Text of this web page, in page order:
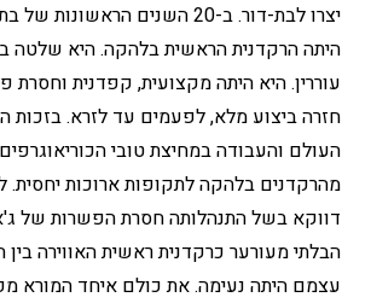
יצרו לבת-דור. ב-20 השנים
היתה הרקדנית הראשית בלהקה. היא שלטה
עוררין. היא היתה מקצועית, קפדנית
חזרה ביצוע מלא, לפעמים עד לזרא. בזכות
העולם והעבודה במחיצת טובי
מהרקדנים בלהקה לתקופות ארוכות יחסית.
דווקא בשל התנהלותה חסרת הפשרות של
הבלתי מעורער כרקדנית ראשית האווירה בין
עצמם היתה נעימה. את כולם איחד המורא